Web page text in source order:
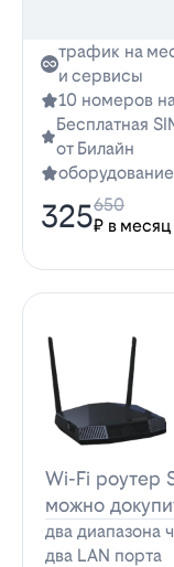
трафик на
и сервисы
10 номеров
Бесплатная
от Билайн
оборудование
325₽ в месяц
650
Wi-Fi роутер
можно
два диапазона
два LAN порта